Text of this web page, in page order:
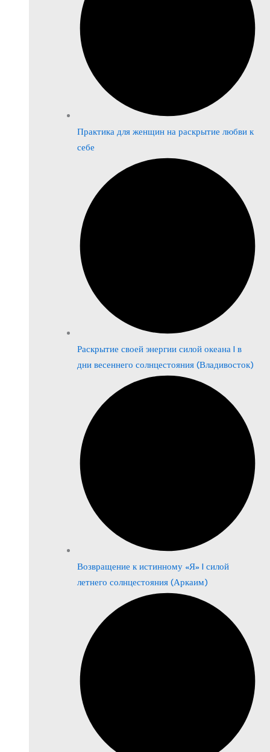
Практика для женщин на раскрытие любви к
себе
Раскрытие своей энергии силой океана | в
дни весеннего солнцестояния (Владивосток)
Возвращение к истинному «Я» | силой
летнего солнцестояния (Аркаим)